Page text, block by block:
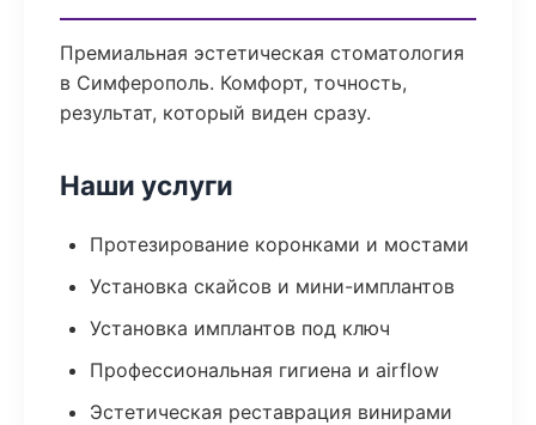
Премиальная эстетическая стоматология
в Симферополь. Комфорт, точность,
результат, который виден сразу.
Наши услуги
Протезирование коронками и мостами
Установка скайсов и мини-имплантов
Установка имплантов под ключ
Профессиональная гигиена и airflow
Эстетическая реставрация винирами